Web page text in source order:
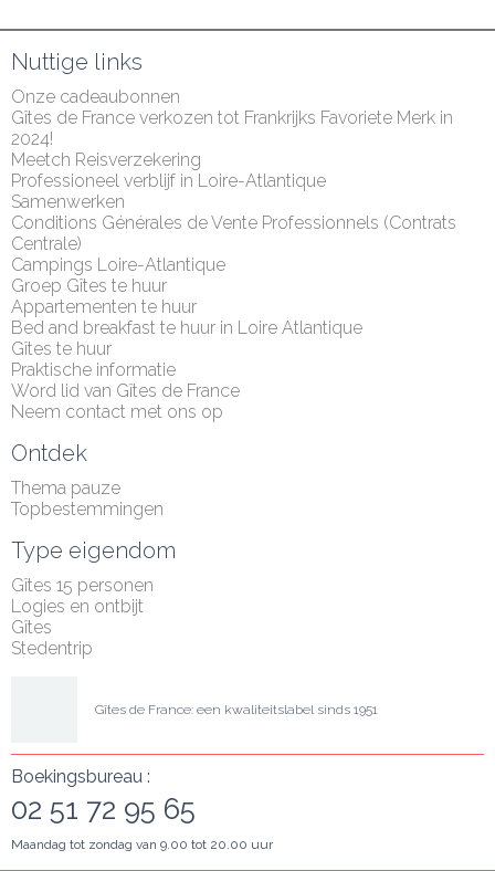
Nuttige links
Onze cadeaubonnen
Gîtes de France verkozen tot Frankrijks Favoriete Merk in
2024!
Meetch Reisverzekering
Professioneel verblijf in Loire-Atlantique
Samenwerken
Conditions Générales de Vente Professionnels (Contrats
Centrale)
Campings Loire-Atlantique
Groep Gîtes te huur
Appartementen te huur
Bed and breakfast te huur in Loire Atlantique
Gîtes te huur
Praktische informatie
Word lid van Gîtes de France
Neem contact met ons op
Ontdek
Thema pauze
Topbestemmingen
Type eigendom
Gîtes 15 personen
Logies en ontbijt
Gîtes
Stedentrip
Gîtes de France: een kwaliteitslabel sinds 1951
Boekingsbureau :
02 51 72 95 65
Maandag tot zondag van 9.00 tot 20.00 uur